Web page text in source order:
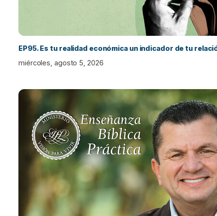
EP95. Es tu realidad económica un indicador de tu
miércoles, agosto 5, 2026